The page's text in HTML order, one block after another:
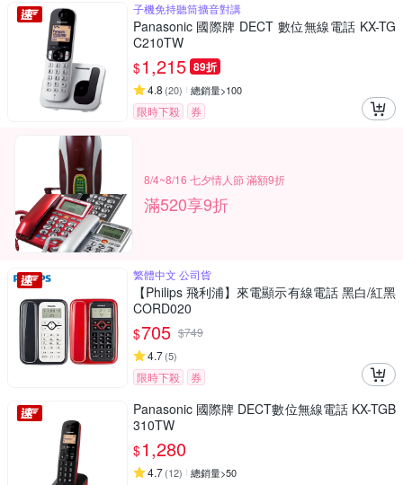
子機免持聽筒擴音對講
Panasonic 國際牌 DECT 數位無線電話 KX-TG
C210TW
$1,215 89折
4.8 (20) 總銷量>100
限時下殺 券
8/4~8/16 七夕情人節 滿額9折
滿520享9折
繁體中文 公司貨
【Philips 飛利浦】來電顯示有線電話 黑白/紅黑
CORD020
$705 $749
4.7(5)
限時下殺 券
Panasonic 國際牌 DECT數位無線電話 KX-TGB
310TW
$1,280
4.7(12) 總銷量>50